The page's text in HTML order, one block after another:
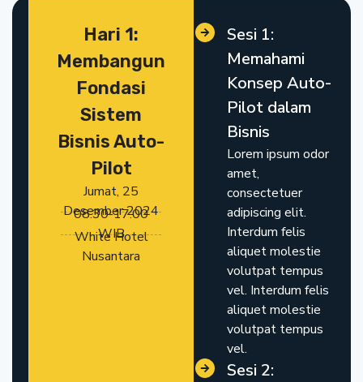
Hari 1:
Membangun
Fondasi
Sistem
Bisnis Auto-
Pilot
Jumat, 25
Desember 2024
08.30-17.00
WIB
White Hotel
Nusantara
Sesi 1:
Memahami
Konsep Auto-
Pilot dalam
Bisnis
Lorem ipsum odor
amet,
consectetuer
adipiscing elit.
Interdum felis
aliquet molestie
volutpat tempus
vel. Interdum felis
aliquet molestie
volutpat tempus
vel.
Sesi 2: